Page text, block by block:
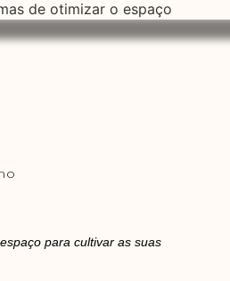
para cultivar as suas